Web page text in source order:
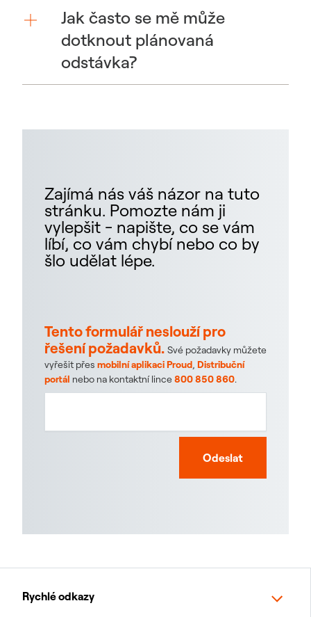
Jak často se mě může
dotknout plánovaná
odstávka?
Zajímá nás váš názor na tuto
stránku. Pomozte nám ji
vylepšit - napište, co se vám
líbí, co vám chybí nebo co by
šlo udělat lépe.
Tento formulář neslouží pro
řešení požadavků. Své požadavky můžete
vyřešit přes mobilní aplikaci Proud, Distribuční
portál nebo na kontaktní lince800 850 860.
Odeslat
Rychlé odkazy